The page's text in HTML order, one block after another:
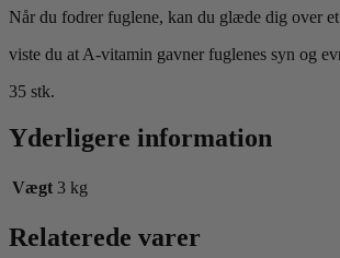
Når du fodrer fuglene, kan du glæde dig over
viste du at A-vitamin gavner fuglenes syn og
35 stk.
Yderligere information
Vægt 3 kg
Relaterede varer